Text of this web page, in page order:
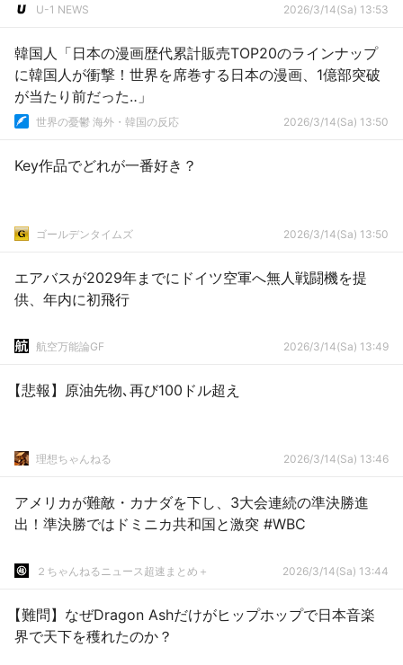
U-1 NEWS 2026/3/14(Sa) 13:53
韓国人「日本の漫画歴代累計販売TOP20のラインナップ
に韓国人が衝撃！世界を席巻する日本の漫画、1億部突破
が当たり前だった‥」
世界の憂鬱 海外・韓国の反応 2026/3/14(Sa) 13:50
Key作品でどれが一番好き？
ゴールデンタイムズ 2026/3/14(Sa) 13:50
エアバスが2029年までにドイツ空軍へ無人戦闘機を提
供、年内に初飛行
航空万能論GF 2026/3/14(Sa) 13:49
【悲報】原油先物､再び100ドル超え
理想ちゃんねる 2026/3/14(Sa) 13:46
アメリカが難敵・カナダを下し、3大会連続の準決勝進
出！準決勝ではドミニカ共和国と激突 #WBC
２ちゃんねるニュース超速まとめ＋ 2026/3/14(Sa) 13:44
【難問】なぜDragon Ashだけがヒップホップで日本音楽
界で天下を穫れたのか？